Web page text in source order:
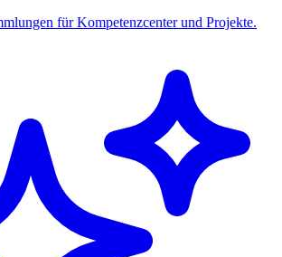
für Kompetenzcenter und Projekte.